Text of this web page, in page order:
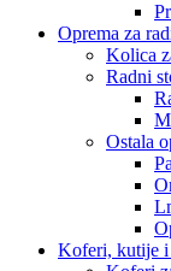
Oprema za
Kolica
Radni
Ostala
Koferi, kutije i